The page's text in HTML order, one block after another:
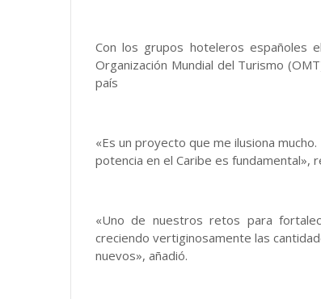
Con los grupos hoteleros españoles
Organización Mundial del Turismo
país
«Es un proyecto que me ilusiona
potencia en el Caribe es fundamental»,
«Uno de nuestros retos para
creciendo vertiginosamente las
nuevos», añadió.